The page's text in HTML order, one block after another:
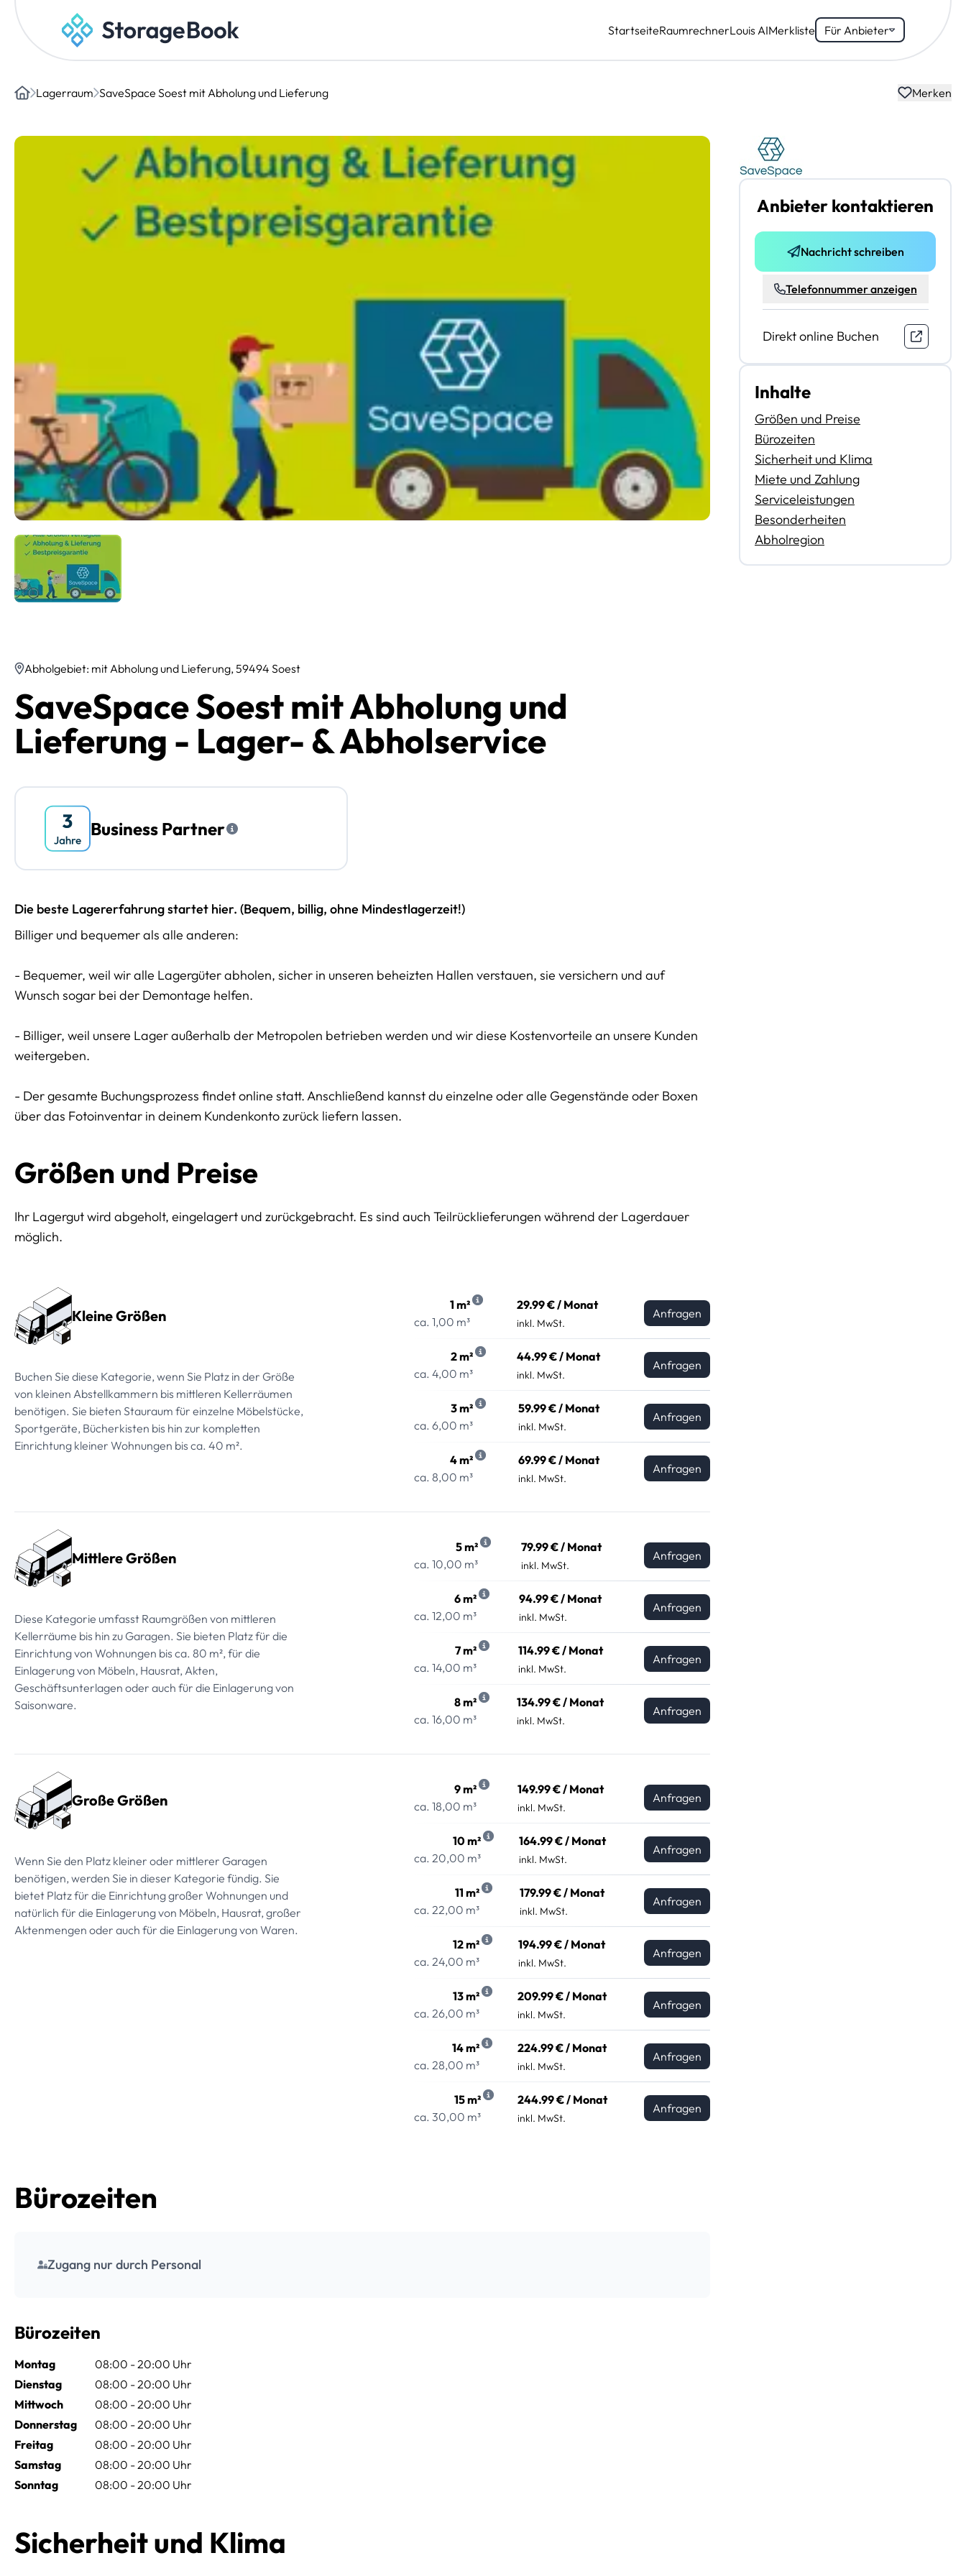
StartseiteRaumrechnerLouis AIMerkliste Für Anbieter
Lagerraum SaveSpace Soest mit Abholung und Lieferung Merken
Abholgebiet: mit Abholung und Lieferung, 59494 Soest
SaveSpace Soest mit Abholung und
Lieferung - Lager- & Abholservice
Business Partner
Die beste Lagererfahrung startet hier. (Bequem, billig, ohne Mindestlagerzeit!)
Billiger und bequemer als alle anderen:
- Bequemer, weil wir alle Lagergüter abholen, sicher in unseren beheizten Hallen verstauen, sie versichern und auf
Wunsch sogar bei der Demontage helfen.
- Billiger, weil unsere Lager außerhalb der Metropolen betrieben werden und wir diese Kostenvorteile an unsere Kunden
weitergeben.
- Der gesamte Buchungsprozess findet online statt. Anschließend kannst du einzelne oder alle Gegenstände oder Boxen
über das Fotoinventar in deinem Kundenkonto zurück liefern lassen.
Größen und Preise
Ihr Lagergut wird abgeholt, eingelagert und zurückgebracht. Es sind auch Teilrücklieferungen während der Lagerdauer
möglich.
Kleine Größen
Buchen Sie diese Kategorie, wenn Sie Platz in der Größe
von kleinen Abstellkammern bis mittleren Kellerräumen
benötigen. Sie bieten Stauraum für einzelne Möbelstücke,
Sportgeräte, Bücherkisten bis hin zur kompletten
Einrichtung kleiner Wohnungen bis ca. 40 m².
1 m²
ca. 1,00 m³
29.99 € / Monat
inkl. MwSt.
Anfragen
2 m²
ca. 4,00 m³
44.99 € / Monat
inkl. MwSt.
Anfragen
3 m²
ca. 6,00 m³
59.99 € / Monat
inkl. MwSt.
Anfragen
4 m²
ca. 8,00 m³
69.99 € / Monat
inkl. MwSt.
Anfragen
Mittlere Größen
Diese Kategorie umfasst Raumgrößen von mittleren
Kellerräume bis hin zu Garagen. Sie bieten Platz für die
Einrichtung von Wohnungen bis ca. 80 m², für die
Einlagerung von Möbeln, Hausrat, Akten,
Geschäftsunterlagen oder auch für die Einlagerung von
Saisonware.
5 m²
ca. 10,00 m³
79.99 € / Monat
inkl. MwSt.
Anfragen
6 m²
ca. 12,00 m³
94.99 € / Monat
inkl. MwSt.
Anfragen
7 m²
ca. 14,00 m³
114.99 € / Monat
inkl. MwSt.
Anfragen
8 m²
ca. 16,00 m³
134.99 € / Monat
inkl. MwSt.
Anfragen
Große Größen
Wenn Sie den Platz kleiner oder mittlerer Garagen
benötigen, werden Sie in dieser Kategorie fündig. Sie
bietet Platz für die Einrichtung großer Wohnungen und
natürlich für die Einlagerung von Möbeln, Hausrat, großer
Aktenmengen oder auch für die Einlagerung von Waren.
9 m²
ca. 18,00 m³
149.99 € / Monat
inkl. MwSt.
Anfragen
10 m²
ca. 20,00 m³
164.99 € / Monat
inkl. MwSt.
Anfragen
11 m²
ca. 22,00 m³
179.99 € / Monat
inkl. MwSt.
Anfragen
12 m²
ca. 24,00 m³
194.99 € / Monat
inkl. MwSt.
Anfragen
13 m²
ca. 26,00 m³
209.99 € / Monat
inkl. MwSt.
Anfragen
14 m²
ca. 28,00 m³
224.99 € / Monat
inkl. MwSt.
Anfragen
15 m²
ca. 30,00 m³
244.99 € / Monat
inkl. MwSt.
Anfragen
Bürozeiten
Zugang nur durch Personal
Bürozeiten
Montag
08:00 - 20:00 Uhr
Dienstag
08:00 - 20:00 Uhr
Mittwoch
08:00 - 20:00 Uhr
Donnerstag
08:00 - 20:00 Uhr
Freitag
08:00 - 20:00 Uhr
Samstag
08:00 - 20:00 Uhr
Sonntag
08:00 - 20:00 Uhr
Sicherheit und Klima
Anbieter kontaktieren
Nachricht schreiben
Telefonnummer anzeigen
Direkt online Buchen
Inhalte
Größen und Preise
Bürozeiten
Sicherheit und Klima
Miete und Zahlung
Serviceleistungen
Besonderheiten
Abholregion